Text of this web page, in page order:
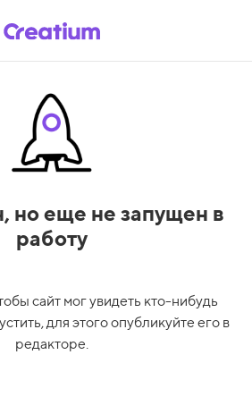
но еще не запущен в
работу
сайт мог увидеть кто-нибудь
для этого опубликуйте его в
редакторе.